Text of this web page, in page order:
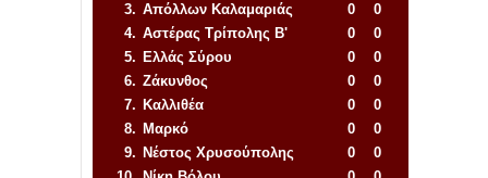
3. Απόλλων Καλαμαριάς 0
0
4. Αστέρας Τρίπολης Β' 0
0
5. Ελλάς Σύρου 0
0
6. Ζάκυνθος 0
0
7. Καλλιθέα 0
0
8. Μαρκό 0
0
9. Νέστος Χρυσούπολης 0
0